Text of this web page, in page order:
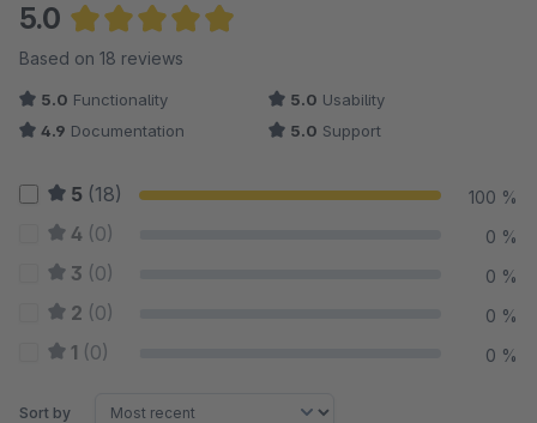
5.0
Average rating of 4.97 out of 5 stars
Based on 18 reviews
5.0 Functionality 5.0 Usability
4.9 Documentation 5.0 Support
5 (18) 100 %
4 (0) 0 %
3 (0) 0 %
2 (0) 0 %
1 (0) 0 %
Sort by